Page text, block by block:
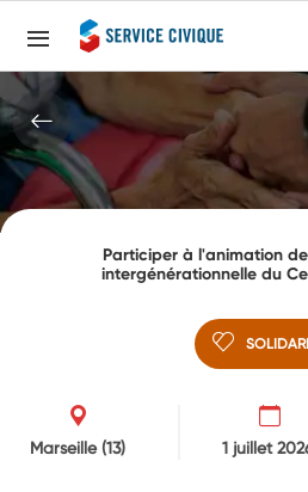
Participer à l'animation
intergénérationnelle du
Marseille(13) 1 juillet